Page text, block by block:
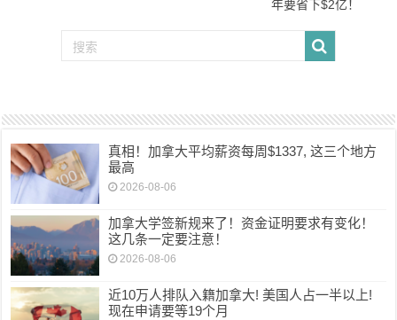
年要省下$2亿！
真相！加拿大平均薪资每周$1337, 这三个地方
最高
2026-08-06
加拿大学签新规来了！资金证明要求有变化！
这几条一定要注意！
2026-08-06
近10万人排队入籍加拿大! 美国人占一半以上!
现在申请要等19个月